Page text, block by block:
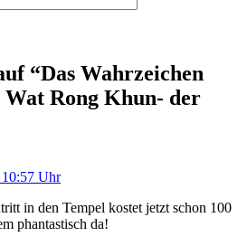
“Das Wahrzeichen
Rong Khun- der
10:57 Uhr
in den Tempel kostet jetzt schon 100
phantastisch da!